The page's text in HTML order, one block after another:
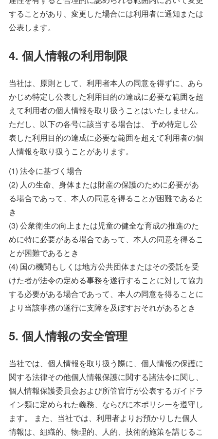
することがあり、変更した場合には利用者に通知または
公表します。
4. 個人情報の利用制限
当社は、原則として、利用者本人の同意を得ずに、あら
かじめ特定し公表した利用目的の達成に必要な範囲を超
えて利用者の個人情報を取り扱うことはいたしません。
ただし、以下の各号に該当する場合は、 予め特定し公
表した利用目的の達成に必要な範囲を超えて利用者の個
人情報を取り扱うことがあります。
(1) 法令に基づく場合
(2) 人の生命、身体または財産の保護のために必要があ
る場合であって、本人の同意を得ることが困難であると
き
(3) 公衆衛生の向上または児童の健全な育成の推進のた
めに特に必要がある場合であって、本人の同意を得るこ
とが困難であるとき
(4) 国の機関もしくは地方公共団体またはその委託を受
けた者が法令の定める事務を遂行することに対して協力
する必要がある場合であって、本人の同意を得ることに
より当該事務の遂行に支障を及ぼすおそれがあるとき
5. 個人情報の安全管理
当社では、個人情報を取り扱う際に、個人情報の保護に
関する法律その他個人情報保護に関する諸法令に関し、
個人情報保護委員会および所管官庁が公表するガイドラ
イン類に定められた義務、ならびに本ポリシーを遵守し
ます。 また、当社では、利用者よりお預かりした個人
情報は、組織的、物理的、人的、技術的施策を講じるこ